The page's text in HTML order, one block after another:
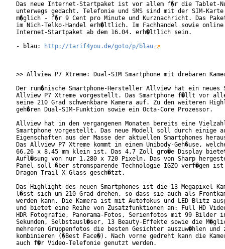
Das neue Internet-Startpaket ist vor allem f�r die Tablet-
unterwegs gedacht. Telefonie und SMS sind mit der SIM-Karte
m�glich - f�r 9 Cent pro Minute und Kurznachricht. Das
im Nich-Telko-Handel erh�ltlich. Im Fachhandel sowie
Internet-Startpaket ab dem 16.04. erh�ltlich sein.
- blau:
http://tarif4you.de/goto/p/blau
>> Allview P7 Xtreme: Dual-SIM Smartphone mit drebaren
Der rum�nische Smartphone-Hersteller Allview hat ein neues
Allview P7 Xtreme vorgestellt. Das Smartphone f�llt vor
seine 210 Grad schwenkbare Kamera auf. Zu den weiteren
geh�ren Dual-SIM-Funktion sowie ein Octa-Core Prozessor.
Allview hat in den vergangenen Monaten bereits eine
Smartphone vorgestellt. Das neue Modell soll durch einige
Eigenschaften aus der Masse der aktuellen Smartphones
Das Allview P7 Xtreme kommt in einem Unibody-Geh�use,
66,26 x 8,45 mm klein ist. Das 4,7 Zoll gro�e Display
Aufl�sung von nur 1.280 x 720 Pixeln. Das von Sharp
Panel soll �ber stromsparende Technologie IGZO verf�gen
Dragon Trail X Glass gesch�tzt.
Das Highlight des neuen Smartphones ist die 13 Megapixel
l�sst sich um 210 Grad drehen, so dass sie auch als
werden kann. Die Kamera ist mit Autofokus und LED Blitz
und bietet eine Reihe von Zusatzfunktionen an: Full HD
HDR Fotografie, Panorama-Fotos, Serienfotos mit 99 Bilder
Sekunden, Selbstausl�ser, 13 Beauty-Effekte sowie die
mehreren Gruppenfotos die besten Gesichter auszuw�hlen und
kombinieren (�Best Face�). Nach vorne gedreht kann die
auch f�r Video-Telefonie genutzt werden.